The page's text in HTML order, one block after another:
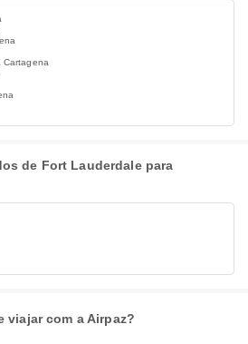
Cartagena
de Fort Lauderdale para
viajar com a Airpaz?